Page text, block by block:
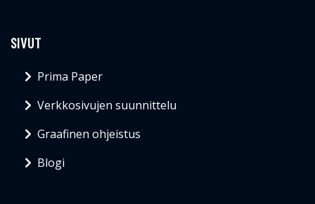
SIVUT
Prima Paper
Verkkosivujen suunnittelu
Graafinen ohjeistus
Blogi